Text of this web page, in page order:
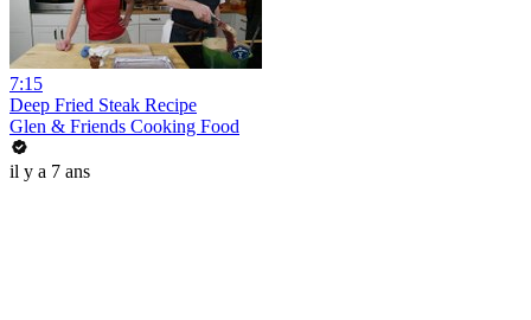
7:15
Deep Fried Steak Recipe
Glen & Friends Cooking Food
il y a 7 ans